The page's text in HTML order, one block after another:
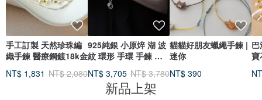
手工訂製 天然珍珠編
織手鍊 醫療鋼鍍18k金
NT$ 1,831 NT$ 2,080
925純銀 小原焠 湖 波
紋 環形 手環 手鍊 免
NT$ 3,705 NT$ 3,780
貓貓好朋友蠟繩手鍊 |
迷你
NT$ 390
寶
新品上架